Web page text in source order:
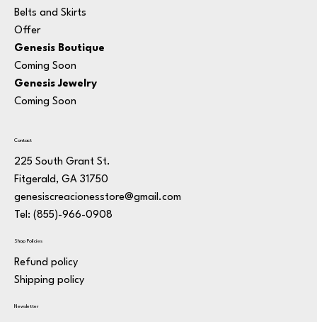
Belts and Skirts
Offer
Genesis Boutique
Coming Soon
Genesis Jewelry
Coming Soon
Contact
225 South Grant St.
Fitgerald, GA 31750
genesiscreacionesstore@gmail.com
Tel: (855)-966-0908
Shop Policies
Refund policy
Shipping policy
Newsletter